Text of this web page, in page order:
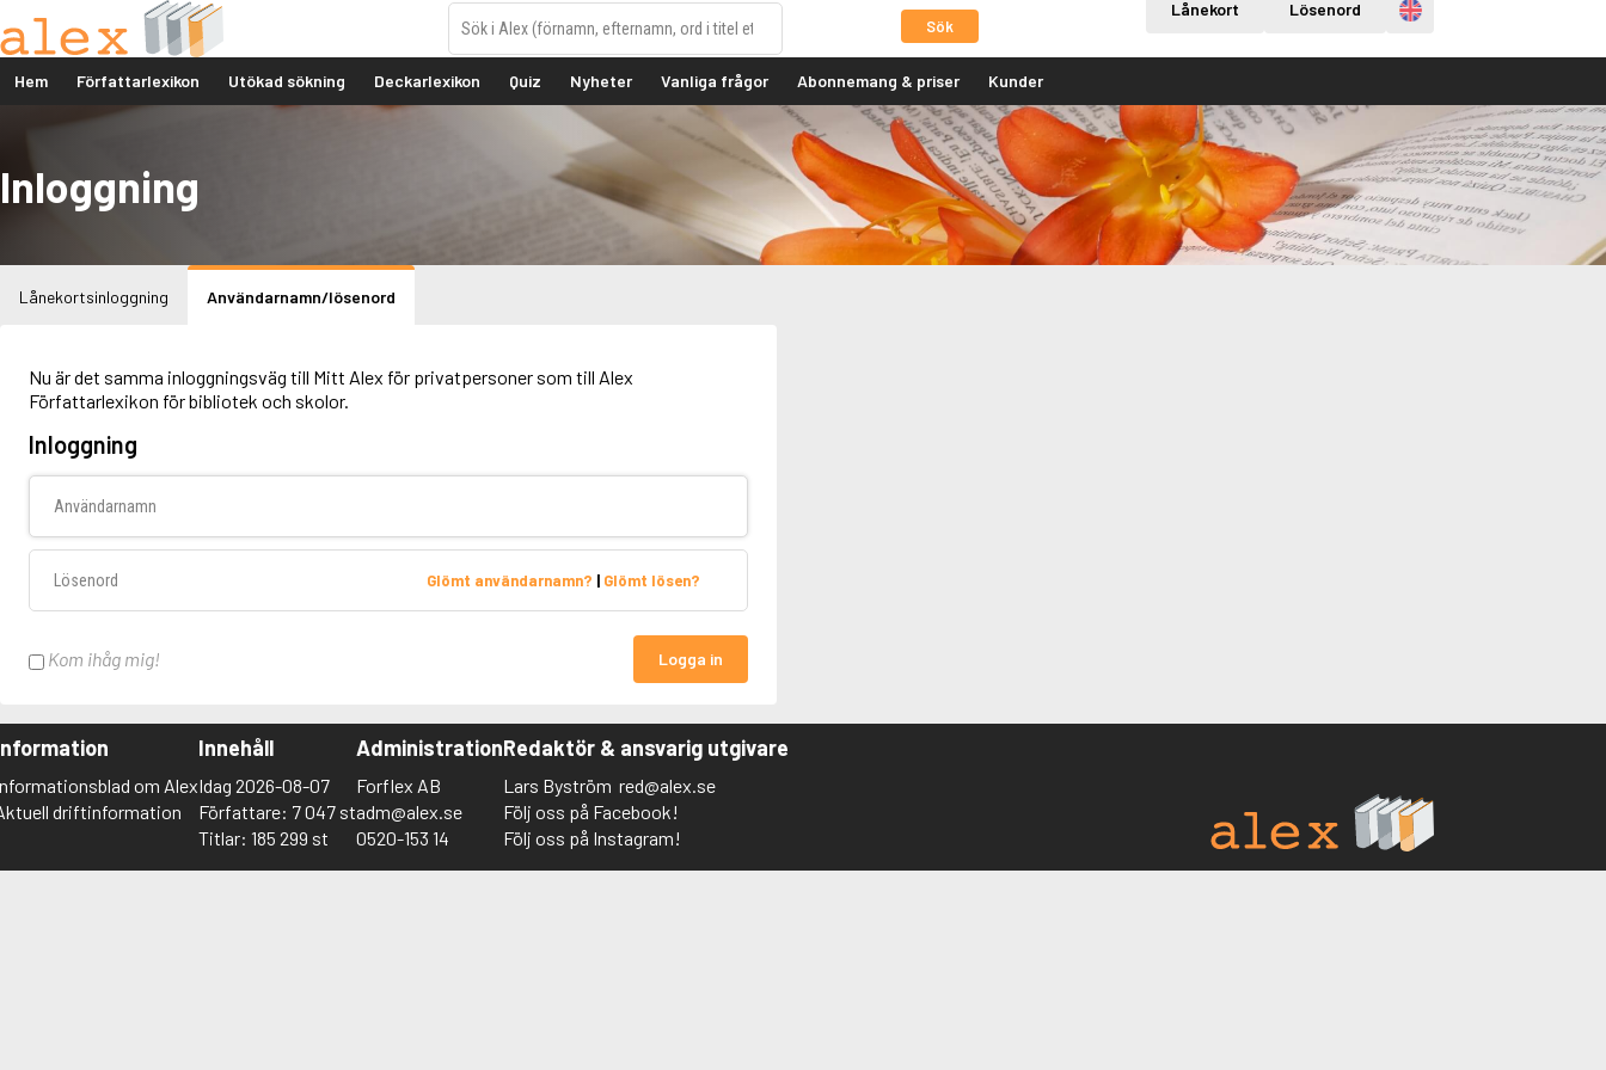
Sök
Lånekort Lösenord Engelska
Hem Författarlexikon Utökad sökning Deckarlexikon Quiz Nyheter Vanliga frågor Abonnemang & priser Kunder
Inloggning
Lånekortsinloggning Användarnamn/lösenord
Nu är det samma inloggningsväg till Mitt Alex för privatpersoner som till Alex
Författarlexikon för bibliotek och skolor.
Inloggning
Glömt användarnamn? | Glömt lösen?
Kom ihåg mig! Logga in
om Alex
driftinformation
Innehåll
Idag 2026-08-07
Författare: 7 047 st
Titlar: 185 299 st
Administration
Forflex AB
adm@alex.se
0520-153 14
Redaktör & ansvarig utgivare
Lars Byström red@alex.se
Följ oss på Facebook!
Följ oss på Instagram!